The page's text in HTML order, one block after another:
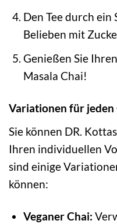
Den Tee durch ein
Belieben mit
Genießen Sie
Masala Chai!
Variationen für jeden
Sie können DR.
Ihren individuellen
sind einige
können:
Veganer Chai: